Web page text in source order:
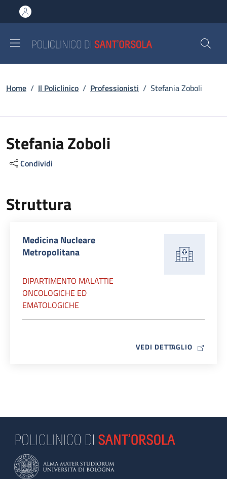
al contenuto principale
to footer content
Briciole di pane
Home / Il Policlinico / Professionisti / Stefania Zoboli
Stefania Zoboli
Condividi
Struttura
Medicina Nucleare
Metropolitana
DIPARTIMENTO MALATTIE
ONCOLOGICHE ED
EMATOLOGICHE
VEDI DETTAGLIO MAP ICON